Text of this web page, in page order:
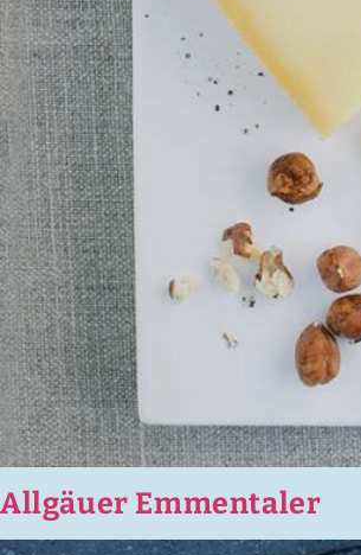
Allgäuer Emmentaler